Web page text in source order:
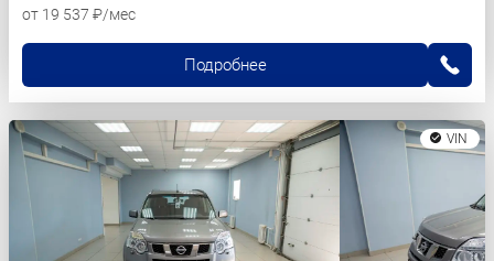
от 19 537 ₽/мес
Подробнее
VIN